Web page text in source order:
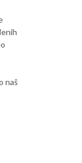
naš